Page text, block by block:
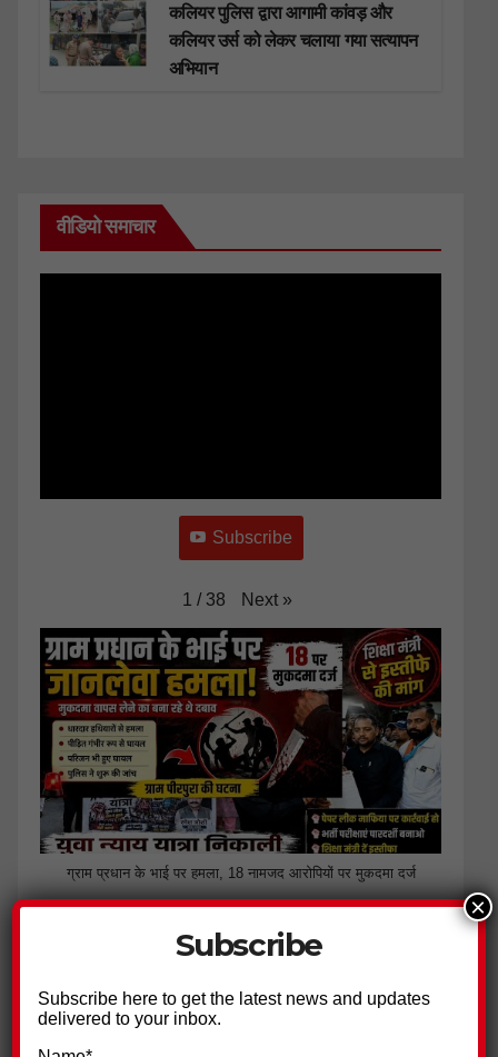
कलियर पुलिस द्वारा आगामी कांवड़ और
कलियर उर्स को लेकर चलाया गया सत्यापन
अभियान
वीडियो समाचार
Subscribe
1 / 38 Next »
ग्राम प्रधान के भाई पर हमला, 18 नामजद आरोपियों पर मुकदमा दर्ज
Subscribe
Subscribe here to get the latest news and updates
delivered to your inbox.
×